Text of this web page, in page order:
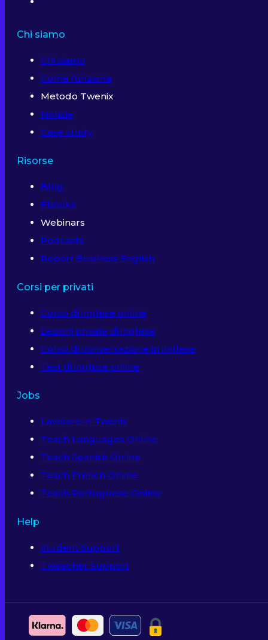
Chi siamo
Chi siamo
Come funziona
Metodo Twenix
Notizie
Case study
Risorse
Blog
Ebooks
Webinars
Podcasts
Report Business English
Corsi per privati
Corso di inglese online
Lezioni private di inglese
Corso di conversazione in inglese
Test di inglese online
Jobs
Lavorare in Twenix
Teach Languages Online
Teach Spanish Online
Teach French Online
Teach Portuguese Online
Help
Student Support
Tweacher Support